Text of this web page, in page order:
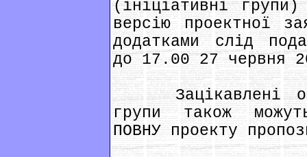
(ініціативні
версію проектної
додатками слід
до 17.00 27 червня
Зацікавлені
групи також
ПОВНУ проекту